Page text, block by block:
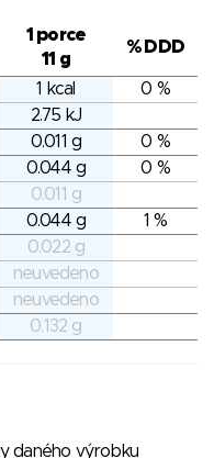
1 porce
11 g
% DDD
1 kcal
0 %
2.75 kJ
0.011 g
0 %
0.044 g
0 %
0.011 g
0.044 g
1 %
0.022 g
neuvedeno
neuvedeno
0.132 g
daného výrobku